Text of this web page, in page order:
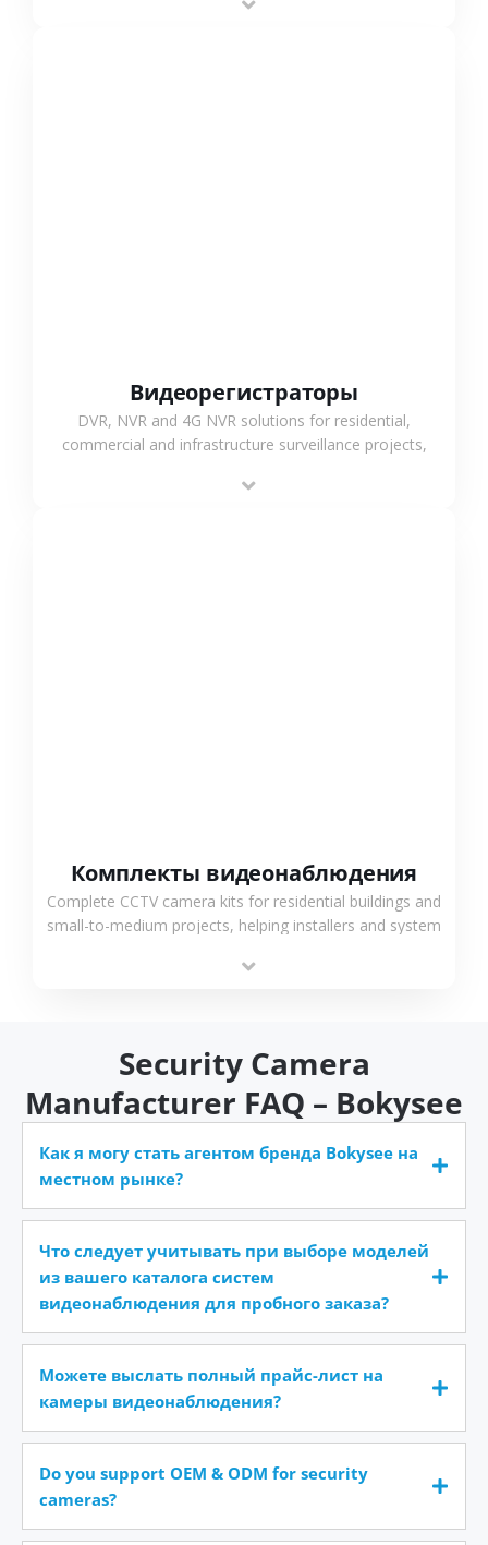
monitoring and flexible coverage.
Видеорегистраторы
DVR, NVR and 4G NVR solutions for residential,
commercial and infrastructure surveillance projects,
Комплекты видеонаблюдения
Complete CCTV camera kits for residential buildings and
small-to-medium projects, helping installers and system
time.
Security Camera
Manufacturer FAQ – Bokysee
Как я могу стать агентом бренда Bokysee на
местном рынке?
Что следует учитывать при выборе моделей
из вашего каталога систем
видеонаблюдения для пробного заказа?
Можете выслать полный прайс-лист на
камеры видеонаблюдения?
Do you support OEM & ODM for security
cameras?